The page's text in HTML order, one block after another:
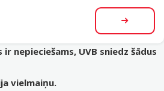
Apskatīt
nepieciešams, UVB sniedz šādus
vielmaiņu.